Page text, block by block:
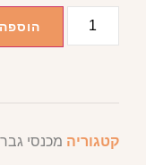
קטגוריה מכנסי